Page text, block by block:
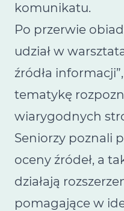
komunikatu.
Po przerwie
udział w
źródła
tematykę
wiarygodnych
Seniorzy poznali
oceny źródeł, a
działają
pomagające w